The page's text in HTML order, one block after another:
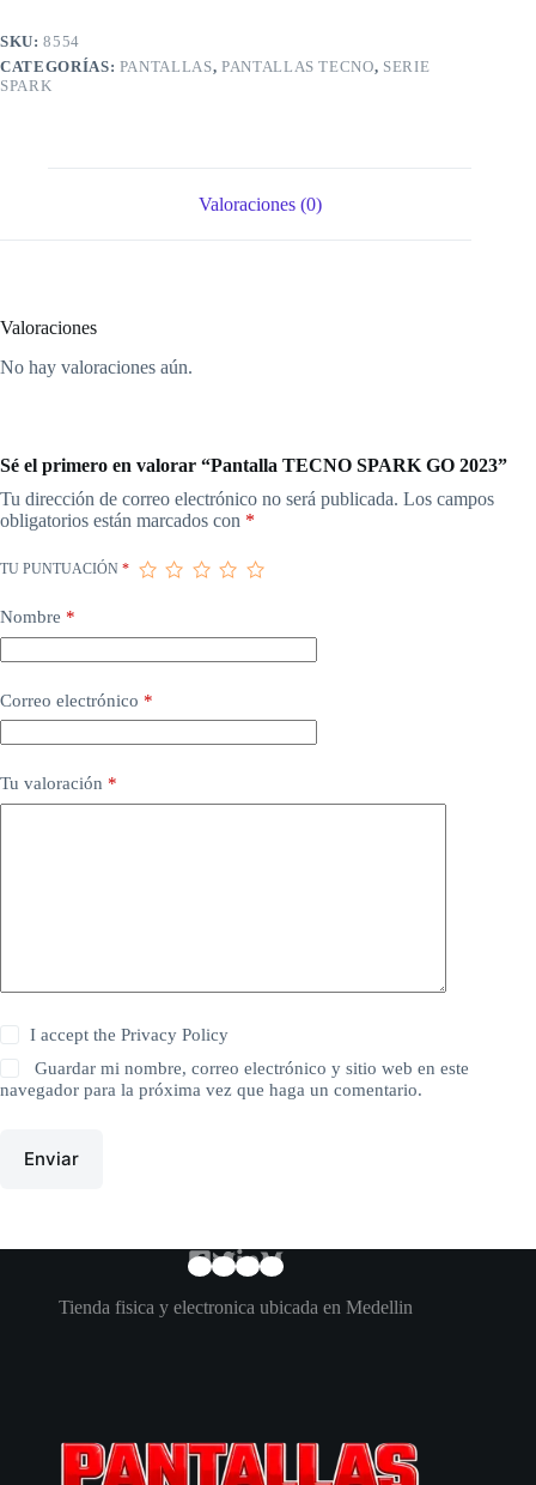
SKU:8554
CATEGORÍAS: PANTALLAS, PANTALLAS TECNO, SERIE
SPARK
Valoraciones (0)
Valoraciones
No hay valoraciones aún.
Sé el primero en valorar “Pantalla TECNO SPARK GO 2023”
Tu dirección de correo electrónico no será publicada. Los campos
obligatorios están marcados con *
TU PUNTUACIÓN *
Nombre *
Correo electrónico *
Tu valoración *
I accept thePrivacy Policy
Guardar mi nombre, correo electrónico y sitio web en este
navegador para la próxima vez que haga un comentario.
Enviar
Tienda fisica y electronica ubicada en Medellin